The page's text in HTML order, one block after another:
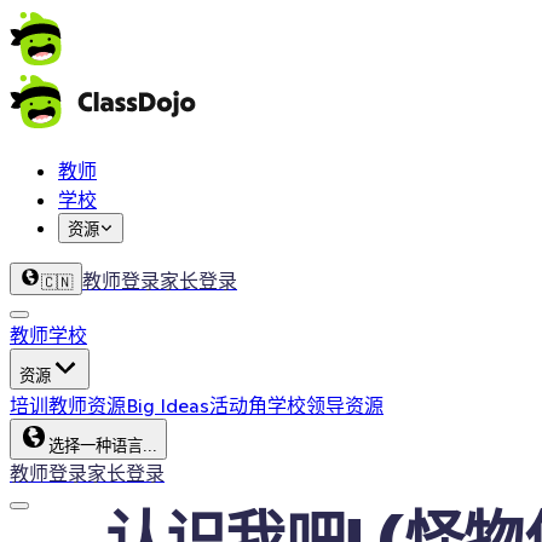
教师
学校
资源
🇨🇳 教师登录家长登录
教师学校
资源
培训 教师资源Big Ideas活动角学校领导资源
选择一种语言...
教师登录家长登录